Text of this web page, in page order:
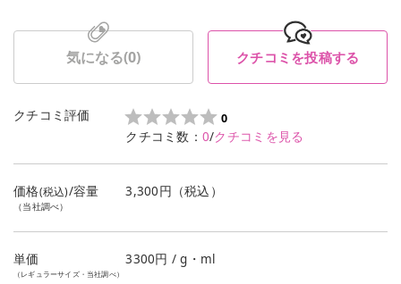
気になる(0) クチコミを投稿する
クチコミ評価 0
クチコミ数： 0/クチコミを見る
価格(税込)/容量
（当社調べ）
3,300円（税込）
単価
（レギュラーサイズ・当社調べ）
3300円 / g・ml